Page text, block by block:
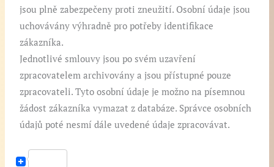
jsou plně zabezpečeny proti zneužití. Osobní údaje jsou
uchovávány výhradně pro potřeby identifikace
zákazníka.
Jednotlivé smlouvy jsou po svém uzavření
zpracovatelem archivovány a jsou přístupné pouze
zpracovateli. Tyto osobní údaje je možno na písemnou
žádost zákazníka vymazat z databáze. Správce osobních
údajů poté nesmí dále uvedené údaje zpracovávat.